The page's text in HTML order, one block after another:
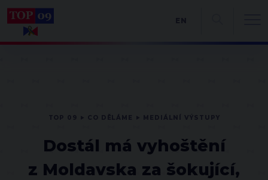
Dostál má vyhoštění
z Moldavska za šokující,